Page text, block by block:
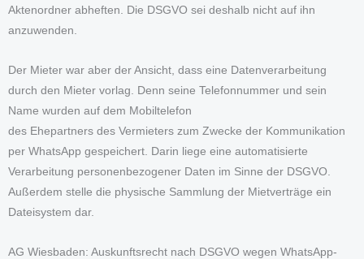
Aktenordner abheften. Die DSGVO sei deshalb nicht auf ihn
anzuwenden.
Der Mieter war aber der Ansicht, dass eine Datenverarbeitung
durch den Mieter vorlag. Denn seine Telefonnummer und sein
Name wurden auf dem Mobiltelefon
des Ehepartners des Vermieters zum Zwecke der Kommunikation
per WhatsApp gespeichert. Darin liege eine automatisierte
Verarbeitung personenbezogener Daten im Sinne der DSGVO.
Außerdem stelle die physische Sammlung der Mietverträge ein
Dateisystem dar.
AG Wiesbaden: Auskunftsrecht nach DSGVO wegen WhatsApp-